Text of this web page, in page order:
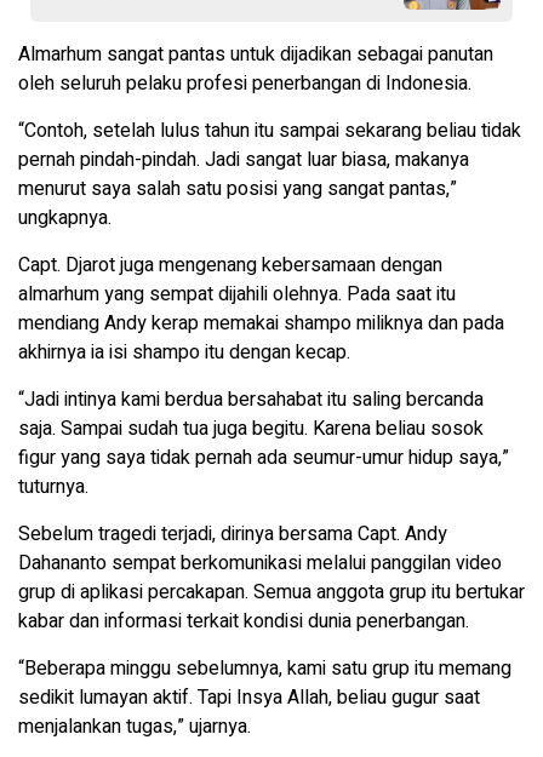
Almarhum sangat pantas untuk dijadikan sebagai panutan
oleh seluruh pelaku profesi penerbangan di Indonesia.
“Contoh, setelah lulus tahun itu sampai sekarang beliau tidak
pernah pindah-pindah. Jadi sangat luar biasa, makanya
menurut saya salah satu posisi yang sangat pantas,”
ungkapnya.
Capt. Djarot juga mengenang kebersamaan dengan
almarhum yang sempat dijahili olehnya. Pada saat itu
mendiang Andy kerap memakai shampo miliknya dan pada
akhirnya ia isi shampo itu dengan kecap.
“Jadi intinya kami berdua bersahabat itu saling bercanda
saja. Sampai sudah tua juga begitu. Karena beliau sosok
figur yang saya tidak pernah ada seumur-umur hidup saya,”
tuturnya.
Sebelum tragedi terjadi, dirinya bersama Capt. Andy
Dahananto sempat berkomunikasi melalui panggilan video
grup di aplikasi percakapan. Semua anggota grup itu bertukar
kabar dan informasi terkait kondisi dunia penerbangan.
“Beberapa minggu sebelumnya, kami satu grup itu memang
sedikit lumayan aktif. Tapi Insya Allah, beliau gugur saat
menjalankan tugas,” ujarnya.